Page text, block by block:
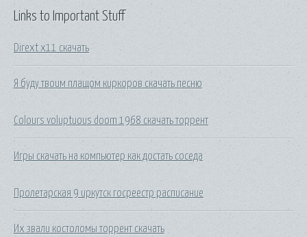
Links to Important Stuff
Dirext x11 скачать
Я буду твоим плащом киркоров скачать песню
Colours voluptuous doom 1968 скачать торрент
Игры скачать на компьютер как достать соседа
Пролетарская 9 иркутск госреестр расписание
Их звали костоломы торрент скачать